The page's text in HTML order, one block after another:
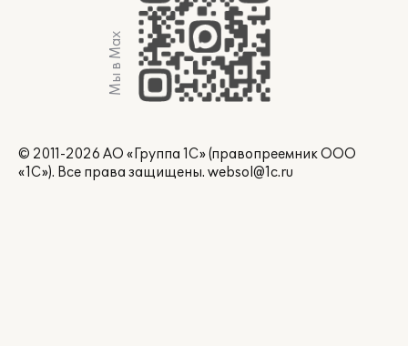
Мы в Max
© 2011-2026 АО «Группа 1С» (правопреемник ООО
«1С»). Все права защищены. websol@1c.ru